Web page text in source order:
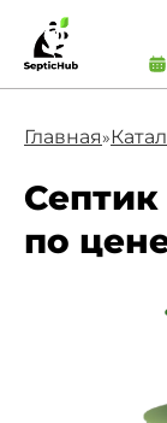
Главная»
по